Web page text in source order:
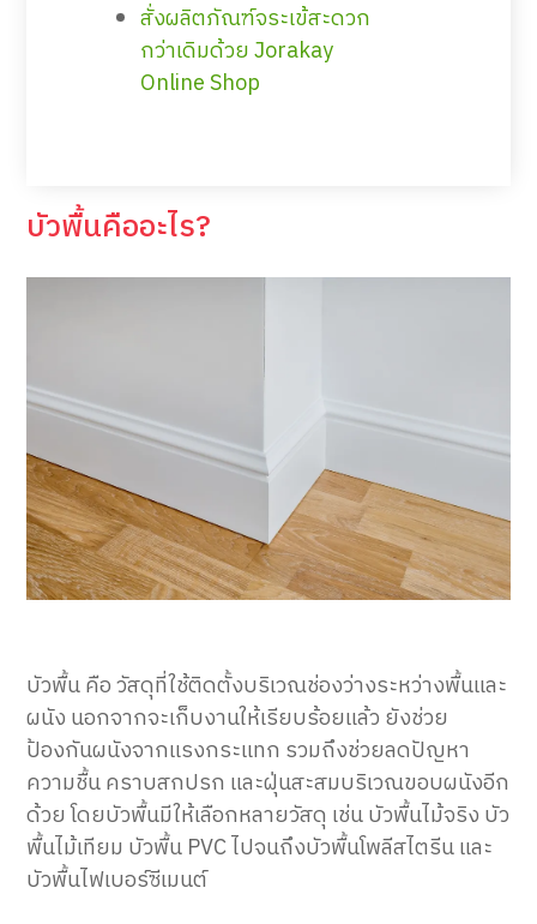
สั่งผลิตภัณฑ์จระเข้สะดวก
กว่าเดิมด้วย Jorakay
Online Shop
บัวพื้นคืออะไร?
บัวพื้น คือ วัสดุที่ใช้ติดตั้งบริเวณช่องว่างระหว่างพื้นและ
ผนัง นอกจากจะเก็บงานให้เรียบร้อยแล้ว ยังช่วย
ป้องกันผนังจากแรงกระแทก รวมถึงช่วยลดปัญหา
ความชื้น คราบสกปรก และฝุ่นสะสมบริเวณขอบผนังอีก
ด้วย โดยบัวพื้นมีให้เลือกหลายวัสดุ เช่น บัวพื้นไม้จริง บัว
พื้นไม้เทียม บัวพื้น PVC ไปจนถึงบัวพื้นโพลีสไตรีน และ
บัวพื้นไฟเบอร์ซีเมนต์